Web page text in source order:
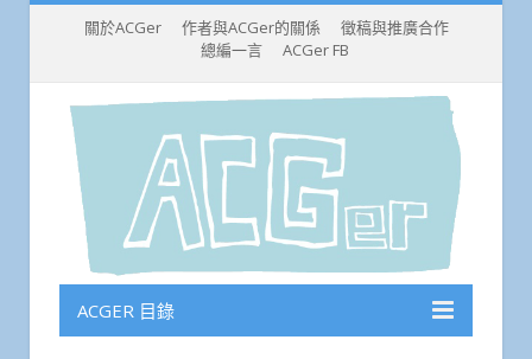
關於ACGer 作者與ACGer的關係
徵稿與推廣合作
總編一言
ACGer FB
ACGER 目錄